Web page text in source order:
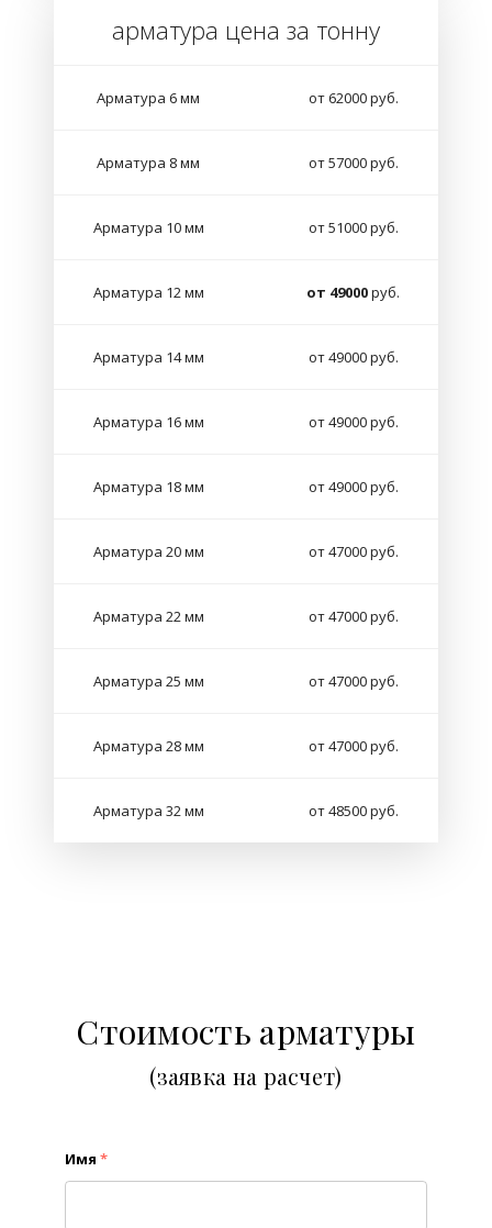
арматура цена за тонну
Арматура 6 мм от 62000 руб.
Арматура 8 мм от 57000 руб.
Арматура 10 мм от 51000 руб.
Арматура 12 мм от 49000руб.
Арматура 14 мм от 49000 руб.
Арматура 16 мм от 49000 руб.
Арматура 18 мм от 49000 руб.
Арматура 20 мм от 47000 руб.
Арматура 22 мм от 47000 руб.
Арматура 25 мм от 47000 руб.
Арматура 28 мм от 47000 руб.
Арматура 32 мм от 48500 руб.
Стоимость арматуры
(заявка на расчет)
Имя *